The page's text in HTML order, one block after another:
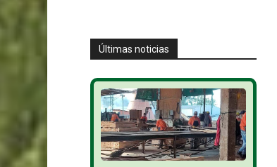
Últimas noticias